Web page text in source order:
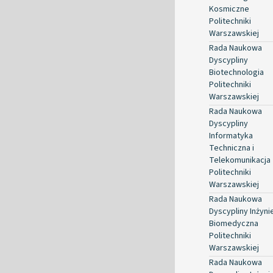
Kosmiczne
Politechniki
Warszawskiej
Rada Naukowa
Dyscypliny
Biotechnologia
Politechniki
Warszawskiej
Rada Naukowa
Dyscypliny
Informatyka
Techniczna i
Telekomunikacja
Politechniki
Warszawskiej
Rada Naukowa
Dyscypliny
Biomedyczna
Politechniki
Warszawskiej
Rada Naukowa